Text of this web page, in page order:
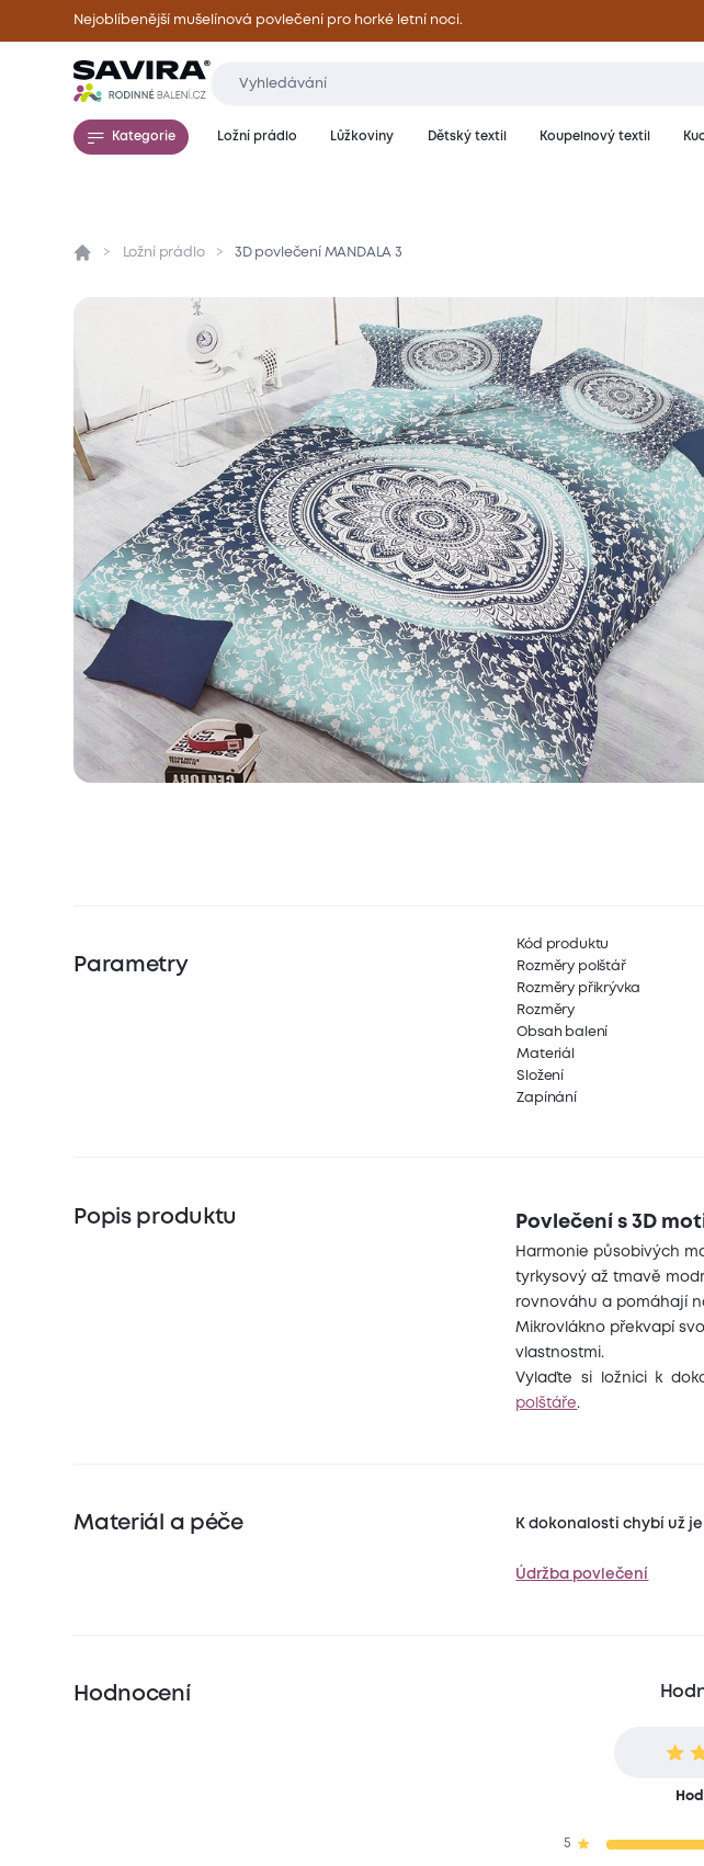
Nejoblíbenější mušelínová povlečení pro horké letní noci.
Kategorie Ložní prádlo Lůžkoviny Dětský textil Koupelnový textil
Přehled Parametry Popis produktu
Ložní prádlo 3D povlečení MANDALA 3
Parametry
Kód produktu
Rozměry polštář
Rozměry přikrývka
Rozměry
Obsah balení
Materiál
Složení
Zapínání
Popis produktu Povlečení s 3D
Harmonie působivých
tyrkysový až tmavě
rovnováhu a pomáhají
Mikrovlákno překvapí
vlastnostmi.
Vylaďte si ložnici k
polštáře.
Materiál a péče K dokonalosti chybí už
Údržba povlečení
Hodnocení
5